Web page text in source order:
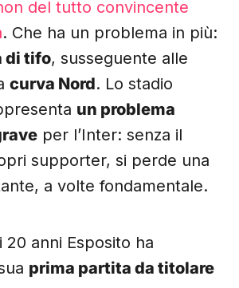
del tutto convincente
. Che ha un problema in più:
di tifo, susseguente alle
curva Nord. Lo stadio
un problema
per l’Inter: senza il
supporter, si perde una
a volte fondamentale.
20 anni Esposito ha
prima partita da titolare